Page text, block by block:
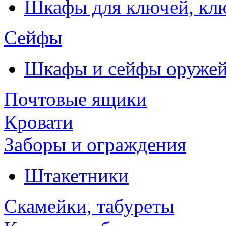
Шкафы для ключей,
Сейфы
Шкафы и сейфы
Почтовые ящики
Кровати
Заборы и ограждения
Штакетники
Скамейки, табуреты